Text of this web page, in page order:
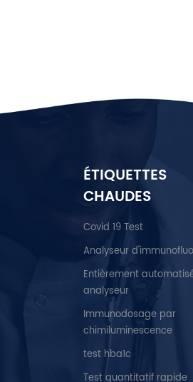
ÉTIQUETTES
CHAUDES
Covid 19 Test
Analyseur
Entièrement
analyseur
Immunodosage par
chimiluminescence
test hba1c
Test quantitatif rapide